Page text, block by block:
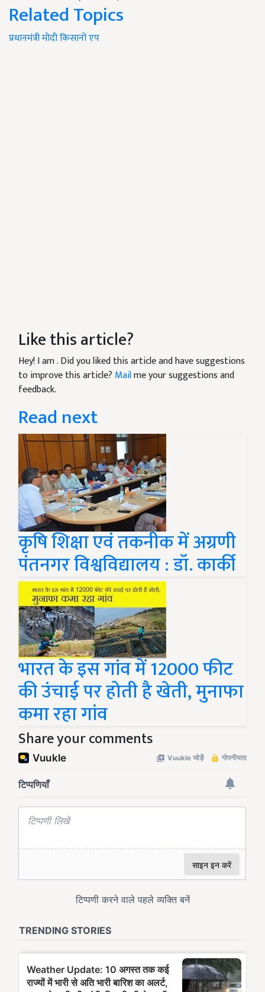
Related Topics
प्रधानमंत्री मोदीकिसानोंएप
Like this article?
Hey! I am. Did you liked this article and have suggestions
to improve this article? Mailme your suggestions and
feedback.
Read next
कृषि शिक्षा एवं तकनीक में अग्रणी
पंतनगर विश्वविद्यालय : डॉ. कार्की
भारत के इस गांव में 12000 फीट
की उंचाई पर होती है खेती, मुनाफा
कमा रहा गांव
Share your comments